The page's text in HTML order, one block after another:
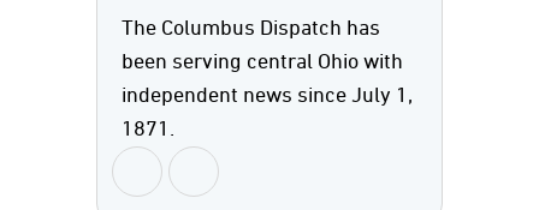
The Columbus Dispatch has
been serving central Ohio with
independent news since July 1,
1871.